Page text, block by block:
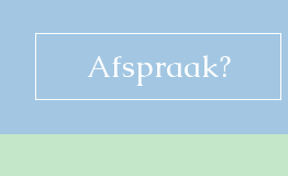
Afspraak?